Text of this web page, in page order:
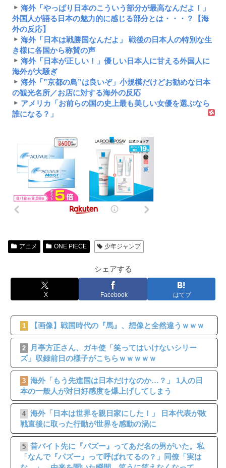
海外「やっぱり日本のこういう部分が最高なんだよ！」
外国人が語る日本の魅力的に感じる部分とは・・・？【海
外の反応】
海外「日本は戦勝国なんだよ」 戦後の日本人の特別な生
き様に各国から称賛の声
海外「日本が正しい！」優しい日本人に甘える外国人に
海外が大騒ぎ
海外「”京都の鳥”は良いぞ」小規模だけどお勧めな日本
の観光名所／お店に対する海外の反応
アメリカ「お前らの国の史上最も美しい女優を選ぶなら
誰になる？」
アニメ ONE PIECE 少年ジャンプ
シェアする
X Facebook はてブ
1 【画像】戦国時代の『馬』、想像と全然違うｗｗｗ
2
月亭方正さん、ガキ使「笑ってはいけないシリー
ズ」収録前日の様子がこちらｗｗｗｗｗ
3 海外「もう先進国は日本だけなのか…？」 1人の日
本の一般人が対日好感度を爆上げしてしまう
4 海外「日本は世界を親日家にした！」 日本代表が敗
戦直後に取った行動が世界を感動の渦に
5 昔バイト先に『パズー』ってあだ名の男がいた。私
「なんで『パズー』って呼ばれてるの？」同僚「実は